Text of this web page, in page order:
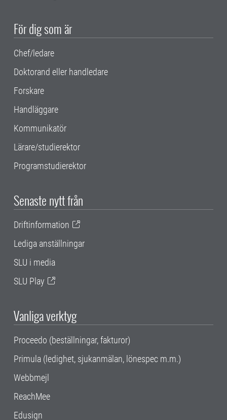
För dig som är
Chef/ledare
Doktorand eller handledare
Forskare
Handläggare
Kommunikatör
Lärare/studierektor
Programstudierektor
Senaste nytt från
Driftinformation
Lediga anställningar
SLU i media
SLU Play
Vanliga verktyg
Proceedo (beställningar, fakturor)
Primula (ledighet, sjukanmälan, lönespec m.m.)
Webbmejl
ReachMee
Edusign